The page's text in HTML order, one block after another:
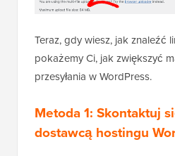
Teraz, gdy wiesz, jak znaleźć
pokażemy Ci, jak zwiększyć
przesyłania w WordPress.
Metoda 1: Skontaktuj
dostawcą hostingu